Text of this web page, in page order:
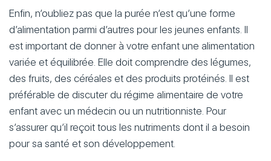
Enfin, n’oubliez pas que la purée n’est qu’une forme
d’alimentation parmi d’autres pour les jeunes enfants. Il
est important de donner à votre enfant une alimentation
variée et équilibrée. Elle doit comprendre des légumes,
des fruits, des céréales et des produits protéinés. Il est
préférable de discuter du régime alimentaire de votre
enfant avec un médecin ou un nutritionniste. Pour
s’assurer qu’il reçoit tous les nutriments dont il a besoin
pour sa santé et son développement.